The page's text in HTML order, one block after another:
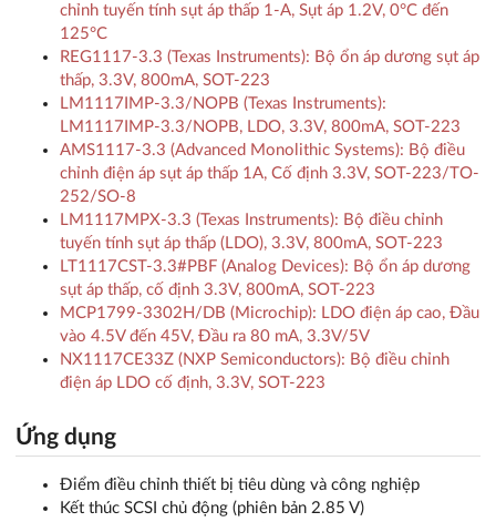
chỉnh tuyến tính sụt áp thấp 1-A, Sụt áp 1.2V, 0°C đến
125°C
REG1117-3.3 (Texas Instruments): Bộ ổn áp dương sụt áp
thấp, 3.3V, 800mA, SOT-223
LM1117IMP-3.3/NOPB (Texas Instruments):
LM1117IMP-3.3/NOPB, LDO, 3.3V, 800mA, SOT-223
AMS1117-3.3 (Advanced Monolithic Systems): Bộ điều
chỉnh điện áp sụt áp thấp 1A, Cố định 3.3V, SOT-223/TO-
252/SO-8
LM1117MPX-3.3 (Texas Instruments): Bộ điều chỉnh
tuyến tính sụt áp thấp (LDO), 3.3V, 800mA, SOT-223
LT1117CST-3.3#PBF (Analog Devices): Bộ ổn áp dương
sụt áp thấp, cố định 3.3V, 800mA, SOT-223
MCP1799-3302H/DB (Microchip): LDO điện áp cao, Đầu
vào 4.5V đến 45V, Đầu ra 80 mA, 3.3V/5V
NX1117CE33Z (NXP Semiconductors): Bộ điều chỉnh
điện áp LDO cố định, 3.3V, SOT-223
Ứng dụng
Điểm điều chỉnh thiết bị tiêu dùng và công nghiệp
Kết thúc SCSI chủ động (phiên bản 2.85 V)